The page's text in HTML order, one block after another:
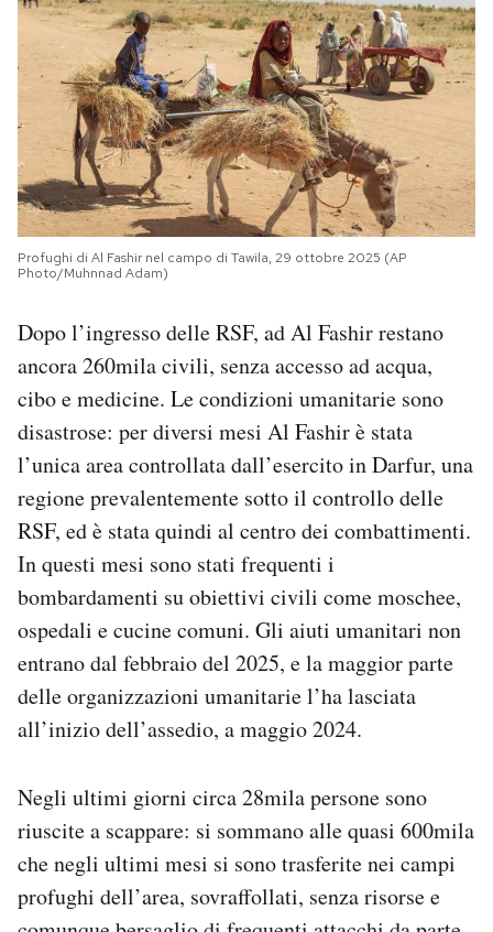
Profughi di Al Fashir nel campo di Tawila, 29 ottobre 2025 (AP
Photo/Muhnnad Adam)
Dopo l’ingresso delle RSF, ad Al Fashir restano
ancora 260mila civili, senza accesso ad acqua,
cibo e medicine. Le condizioni umanitarie sono
disastrose: per diversi mesi Al Fashir è stata
l’unica area controllata dall’esercito in Darfur, una
regione prevalentemente sotto il controllo delle
RSF, ed è stata quindi al centro dei combattimenti.
In questi mesi sono stati frequenti i
bombardamenti su obiettivi civili come moschee,
ospedali e cucine comuni. Gli aiuti umanitari non
entrano dal febbraio del 2025, e la maggior parte
delle organizzazioni umanitarie l’ha lasciata
all’inizio dell’assedio, a maggio 2024.
Negli ultimi giorni circa 28mila persone sono
riuscite a scappare: si sommano alle quasi 600mila
che negli ultimi mesi si sono trasferite nei campi
profughi dell’area, sovraffollati, senza risorse e